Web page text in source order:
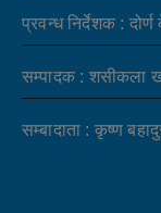
प्रवन्ध निर्देशक :
सम्पादक : शसीकला
सम्बादाता : कृष्ण